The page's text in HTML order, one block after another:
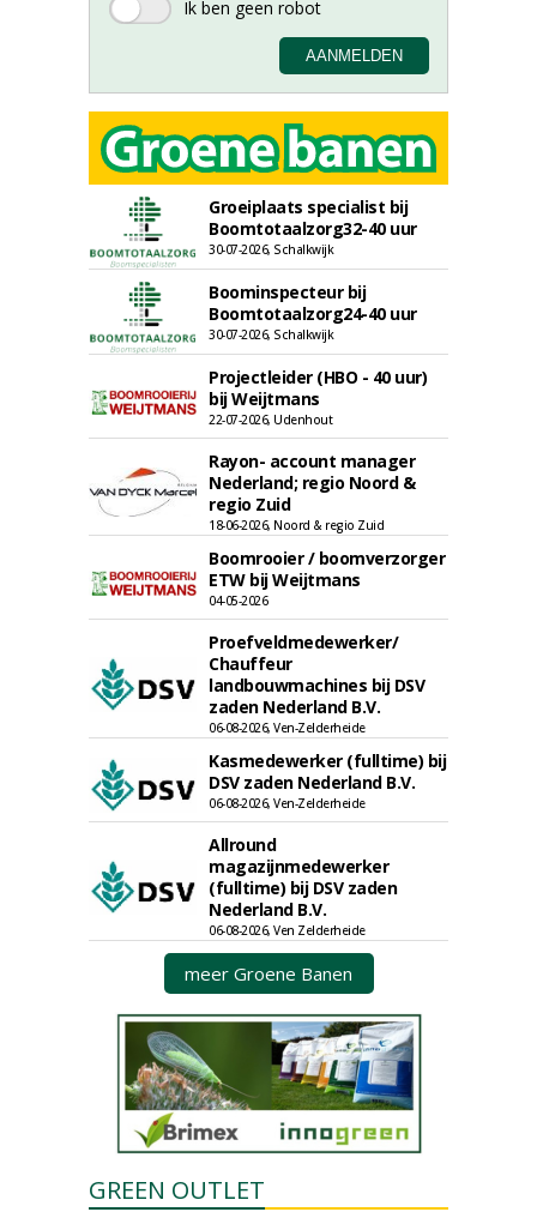
Groeiplaats specialist bij
Boomtotaalzorg32-40 uur
30-07-2026, Schalkwijk
Boominspecteur bij
Boomtotaalzorg24-40 uur
30-07-2026, Schalkwijk
Projectleider (HBO - 40 uur)
bij Weijtmans
22-07-2026, Udenhout
Rayon- account manager
Nederland; regio Noord &
regio Zuid
18-06-2026, Noord & regio Zuid
Boomrooier / boomverzorger
ETW bij Weijtmans
04-05-2026
Proefveldmedewerker/
Chauffeur
landbouwmachines bij DSV
zaden Nederland B.V.
06-08-2026, Ven-Zelderheide
Kasmedewerker (fulltime) bij
DSV zaden Nederland B.V.
06-08-2026, Ven-Zelderheide
Allround
magazijnmedewerker
(fulltime) bij DSV zaden
Nederland B.V.
06-08-2026, Ven Zelderheide
meer Groene Banen
GREEN OUTLET